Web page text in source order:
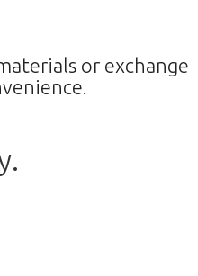
or exchange